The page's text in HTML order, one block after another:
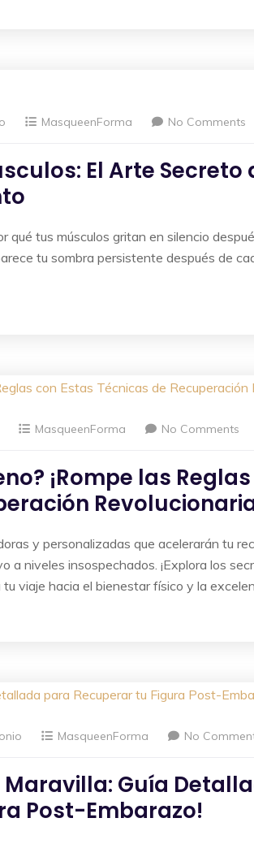
MasqueenForma No Comments
El Arte
qué tus músculos gritan en silencio
tu sombra persistente después de
MasqueenForma No Comments
¡Rompe las
y personalizadas que acelerarán tu
a niveles insospechados. ¡Explora los
viaje hacia el bienestar físico y la
MasqueenForma No
Maravilla: Guía
Post-Embarazo!